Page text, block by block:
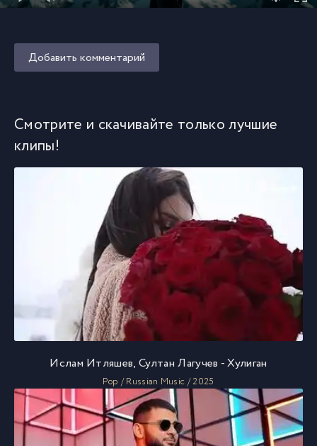
Добавить комментарий
Смотрите и скачивайте только лучшие
клипы!
Ислам Итляшев, Султан Лагучев - Хулиган
Pop / Russian Music / 2025